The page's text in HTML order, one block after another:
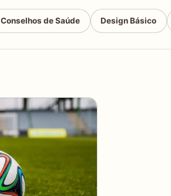
Conselhos de Saúde Design Básico